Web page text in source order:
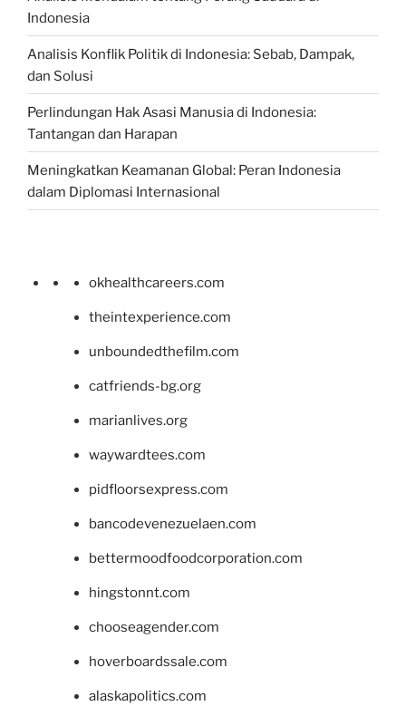
Indonesia
Analisis Konflik Politik di Indonesia: Sebab, Dampak,
dan Solusi
Perlindungan Hak Asasi Manusia di Indonesia:
Tantangan dan Harapan
Meningkatkan Keamanan Global: Peran Indonesia
dalam Diplomasi Internasional
okhealthcareers.com
theintexperience.com
unboundedthefilm.com
catfriends-bg.org
marianlives.org
waywardtees.com
pidfloorsexpress.com
bancodevenezuelaen.com
bettermoodfoodcorporation.com
hingstonnt.com
chooseagender.com
hoverboardssale.com
alaskapolitics.com